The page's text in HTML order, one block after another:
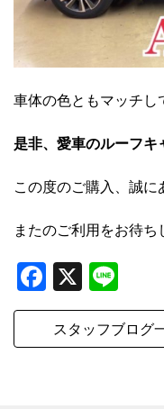
車体の色ともマッチし
是非、愛車のルーフキ
この度のご購入、誠に
またのご利用をお待ち
Facebook
X
スタッフブログ